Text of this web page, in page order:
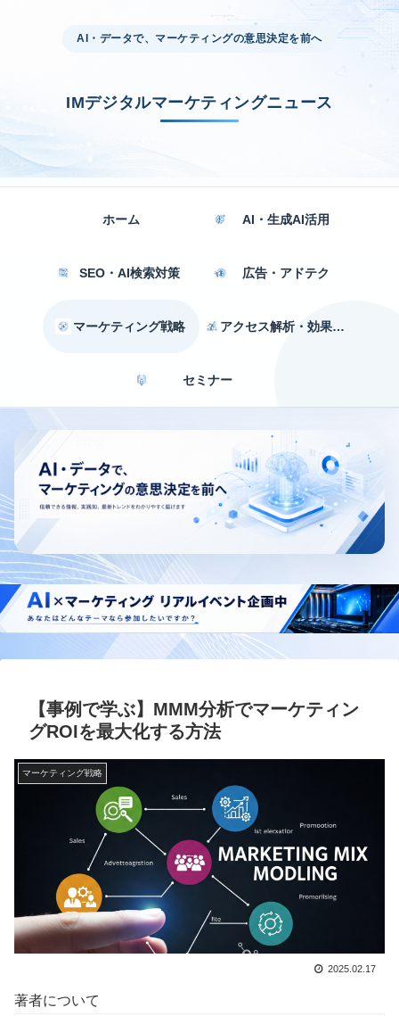
AI・データで、マーケティングの意思決定を前へ
IMデジタルマーケティングニュース
ホーム AI・生成AI活用
SEO・AI検索対策 広告・アドテク
マーケティング戦略 アクセス解析・効果測定
セミナー
【事例で学ぶ】MMM分析でマーケティン
グROIを最大化する方法
マーケティング戦略
2025.02.17
著者について